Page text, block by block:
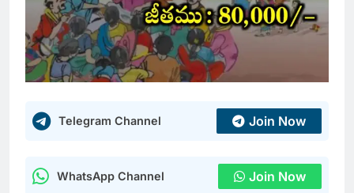
Telegram Channel Join Now
WhatsApp Channel Join Now